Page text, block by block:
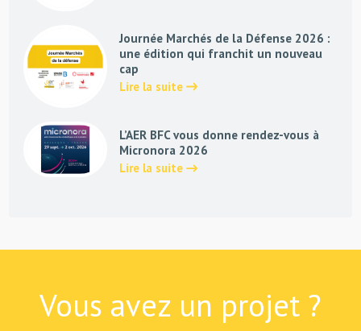
Journée Marchés de la Défense 2026 :
une édition qui franchit un nouveau
cap
Lire la suite
L’AER BFC vous donne rendez-vous à
Micronora 2026
Lire la suite
Vous avez un projet ?